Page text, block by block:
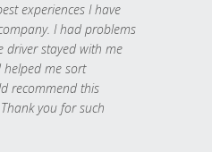
experiences I have
I had problems
stayed with me
me sort
recommend this
you for such